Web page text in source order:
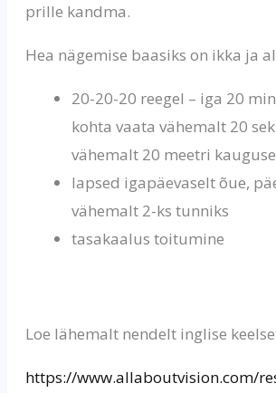
prille kandma.
Hea nägemise baasiks on ikka ja
20-20-20 reegel – iga 20
kohta vaata vähemalt 20
vähemalt 20 meetri
lapsed igapäevaselt õue,
vähemalt 2-ks tunniks
tasakaalus toitumine
Loe lähemalt nendelt inglise
https://www.allaboutvision.com/